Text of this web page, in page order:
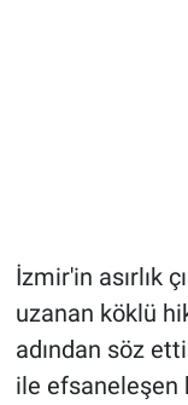
İzmir'in asırlık
uzanan köklü
adından söz
ile efsaneleşen